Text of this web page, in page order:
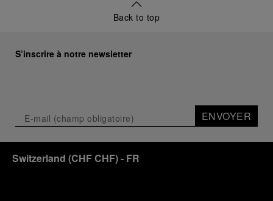
Back to top
S’inscrire à notre newsletter
ENVOYER
Switzerland (CHF CHF)- FR